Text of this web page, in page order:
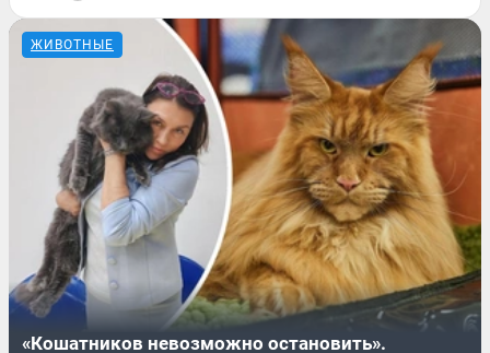
ЖИВОТНЫЕ
«Кошатников невозможно остановить».